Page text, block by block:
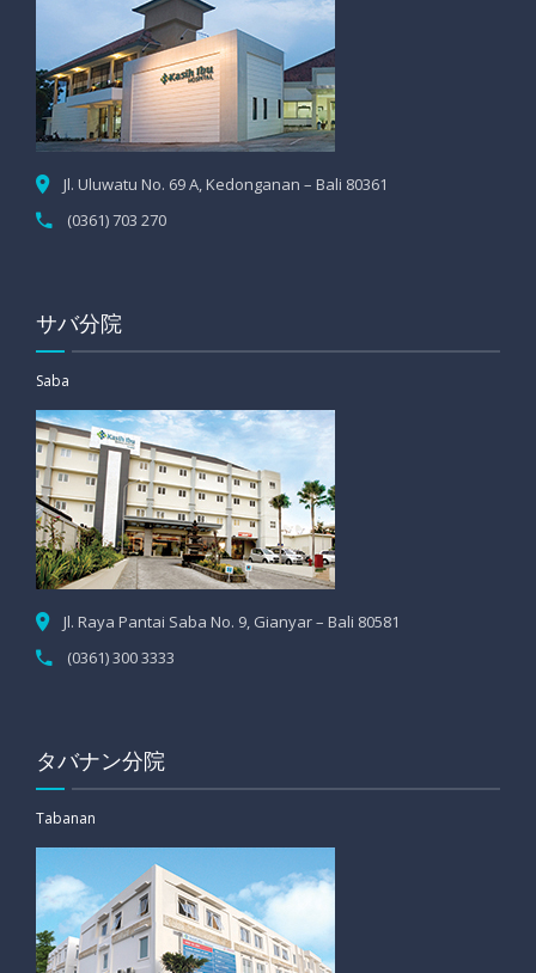
Jl. Uluwatu No. 69 A, Kedonganan – Bali 80361
(0361) 703 270
サバ分院
Saba
Jl. Raya Pantai Saba No. 9, Gianyar – Bali 80581
(0361) 300 3333
タバナン分院
Tabanan